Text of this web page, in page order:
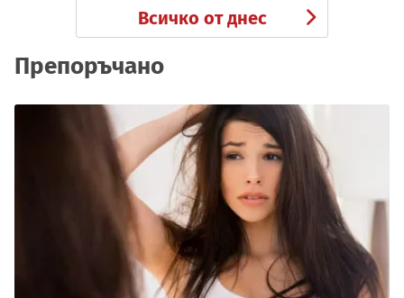
Всичко от днес
Препоръчано